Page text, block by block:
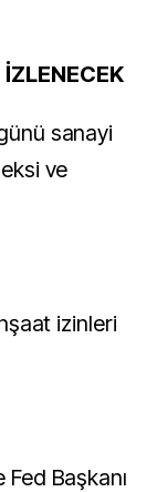
İZLENECEK
sanayi
ve
izinleri
Başkanı